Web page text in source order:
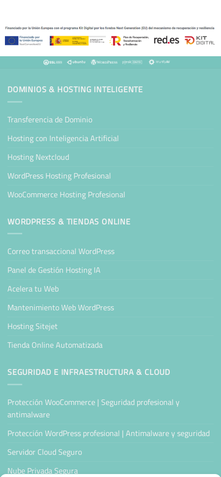
DOMINIOS & HOSTING INTELIGENTE
Transferencia de Dominio
Hosting con Inteligencia Artificial
Hosting Nextcloud
WordPress Hosting Profesional
WooCommerce Hosting Profesional
WORDPRESS & TIENDAS ONLINE
Correo transaccional WordPress
Panel de Gestión Hosting IA
Acelera tu Web
Mantenimiento Web WordPress
Hosting Sitejet
Tienda Online Automatizada
SEGURIDAD E INFRAESTRUCTURA & CLOUD
Protección WooCommerce | Seguridad profesional y
antimalware
Protección WordPress profesional | Antimalware y seguridad
Servidor Cloud Seguro
Nube Privada Segura